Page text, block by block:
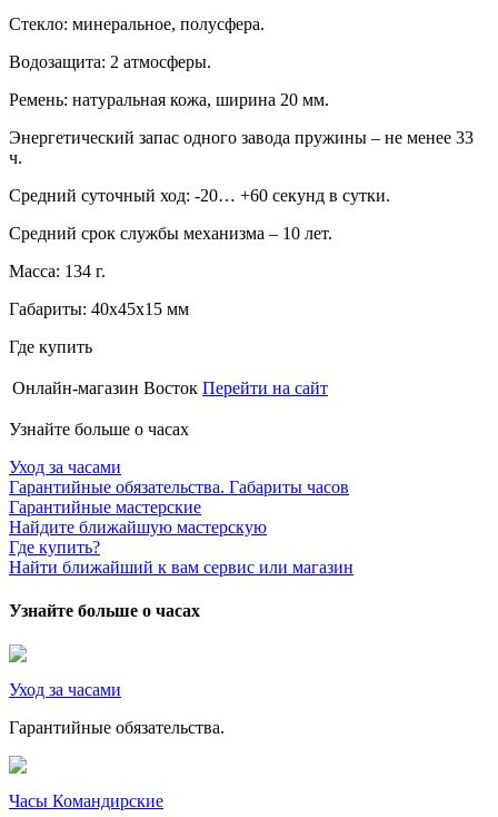
Стекло: минеральное, полусфера.
Водозащита: 2 атмосферы.
Ремень: натуральная кожа, ширина 20 мм.
Энергетический запас одного завода пружины – не менее 33
ч.
Средний суточный ход: -20… +60 секунд в сутки.
Средний срок службы механизма – 10 лет.
Масса: 134 г.
Габариты: 40х45х15 мм
Где купить
Онлайн-магазин Восток Перейти на сайт
Узнайте больше о часах
Уход за часами
Гарантийные обязательства. Габариты часов
Гарантийные мастерские
Найдите ближайшую мастерскую
Где купить?
Найти ближайший к вам сервис или магазин
Узнайте больше о часах
Уход за часами
Гарантийные обязательства.
Часы Командирские